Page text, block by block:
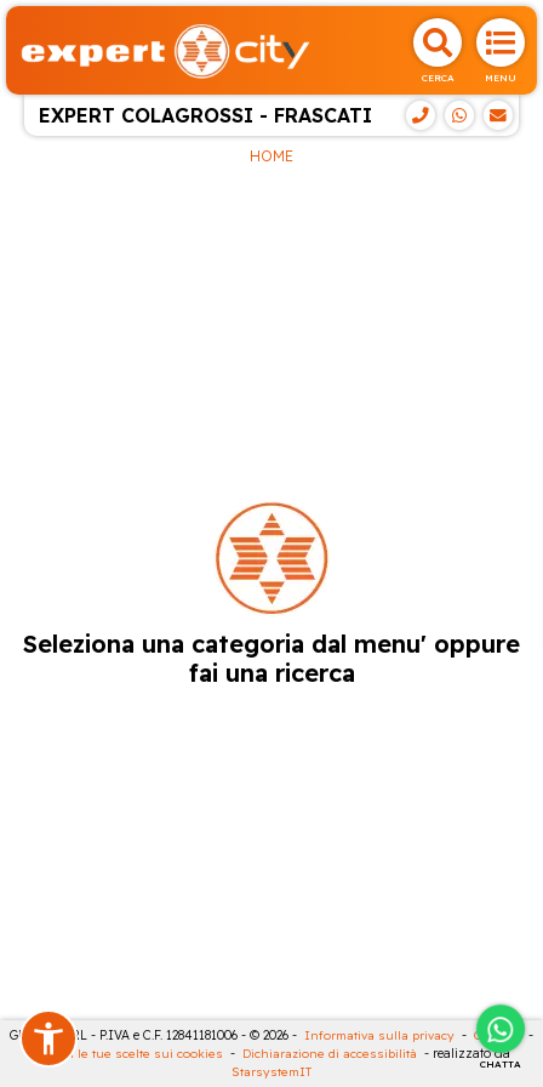
CERCA MENU
EXPERT COLAGROSSI - FRASCATI
CHATTA
HOME
Seleziona una categoria dal menu' oppure
fai una ricerca
GECO 14 SRL - P.IVA e C.F. 12841181006 - © 2026 - Informativa sulla privacy - Cookies
-
Rivedi le tue scelte sui cookies - Dichiarazione di accessibilità - realizzato da
StarsystemIT